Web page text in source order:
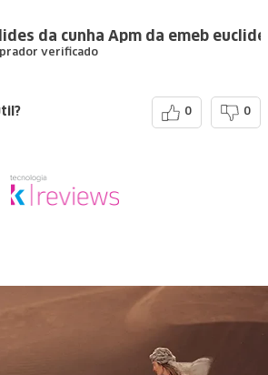
da cunha Apm da emeb
verificado
0 0